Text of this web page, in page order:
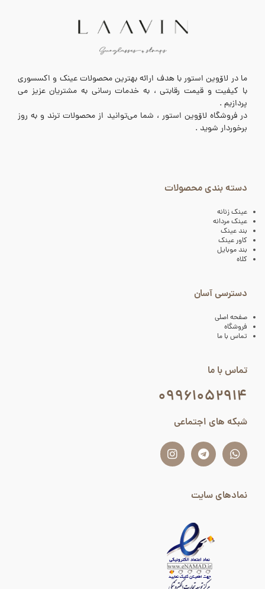
ما در لاۆوین استور با هدف ارائه بهترین محصولات عینک و اکسسوری
با کیفیت و قیمت رقابتی ، به خدمات رسانی به مشتریان عزیز می
پردازیم .
در فروشگاه لاۆوین استور ، شما می‌توانید از محصولات ترند و به روز
برخوردار شوید .
دسته بندی محصولات
عینک زنانه
عینک مردانه
بند عینک
کاور عینک
بند موبایل
کلاه
دسترسی آسان
صفحه اصلی
فروشگاه
تماس با ما
تماس با ما
۰۹۹۶۱۰۵۲۹۱۴
شبکه های اجتماعی
نمادهای سایت